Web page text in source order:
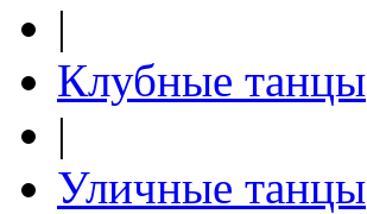
|
Клубные танцы
|
Уличные танцы